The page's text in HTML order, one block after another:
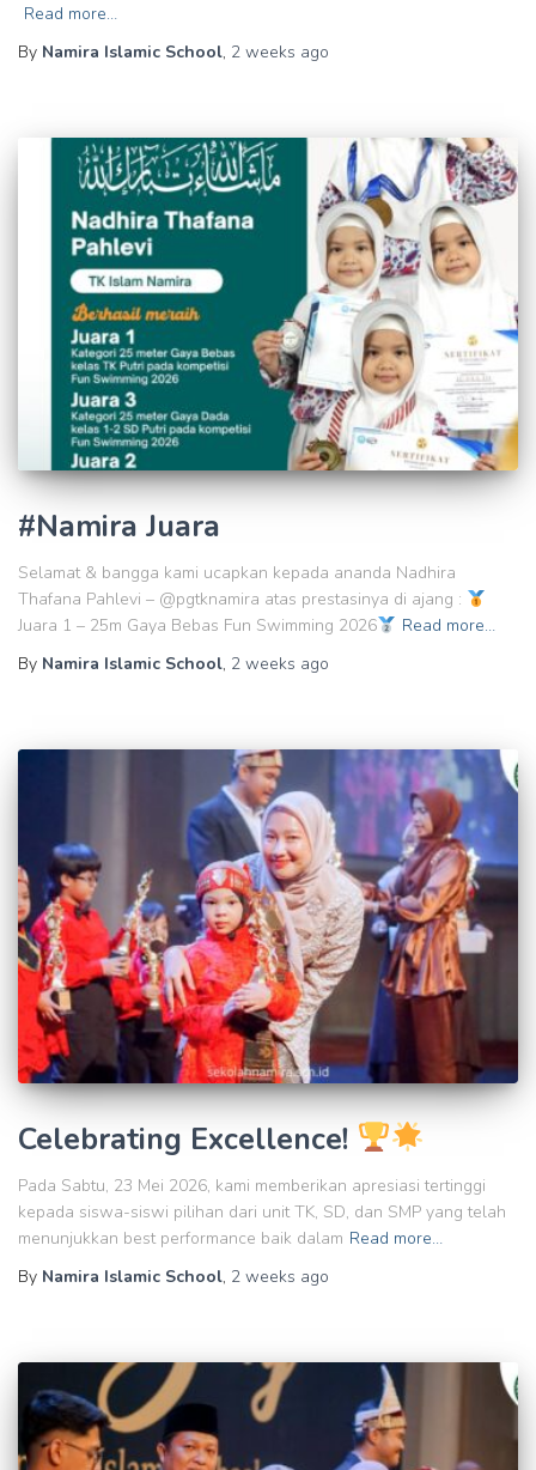
Read more…
By Namira Islamic School, 2 weeks ago
#Namira Juara
Selamat & bangga kami ucapkan kepada ananda Nadhira
Thafana Pahlevi – @pgtknamira atas prestasinya di ajang :
Juara 1 – 25m Gaya Bebas Fun Swimming 2026
Read more…
By Namira Islamic School, 2 weeks ago
Celebrating Excellence!
Pada Sabtu, 23 Mei 2026, kami memberikan apresiasi tertinggi
kepada siswa-siswi pilihan dari unit TK, SD, dan SMP yang telah
menunjukkan best performance baik dalam Read more…
By Namira Islamic School, 2 weeks ago